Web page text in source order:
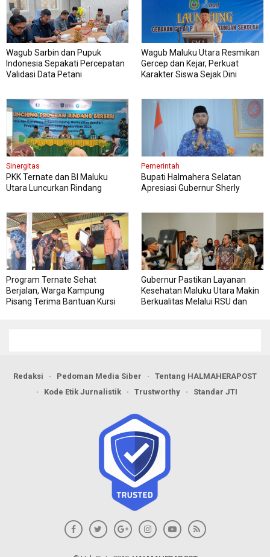
Wagub Sarbin dan Pupuk
Indonesia Sepakati Percepatan
Validasi Data Petani
Wagub Maluku Utara Resmikan
Gercep dan Kejar, Perkuat
Karakter Siswa Sejak Dini
Sinergitas
PKK Ternate dan BI Maluku
Utara Luncurkan Rindang
Pemerintah
Bupati Halmahera Selatan
Apresiasi Gubernur Sherly
Program Ternate Sehat
Berjalan, Warga Kampung
Pisang Terima Bantuan Kursi
Gubernur Pastikan Layanan
Kesehatan Maluku Utara Makin
Berkualitas Melalui RSU dan
Redaksi Pedoman Media Siber
Tentang HALMAHERAPOST
Kode Etik Jurnalistik
Trustworthy Standar JTI